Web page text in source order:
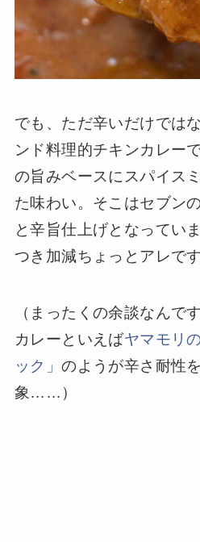
でも、ただ辛いだけでは
ンド料理的チキンカレー
の旨みベースにスパイス
た味わい。そこはセブン
と辛旨仕上げとなってい
つき加減ちょっとアレです
（まったくの余談なんで
カレーといえばヤマモリ
ック」のようが辛さ耐性
象……）